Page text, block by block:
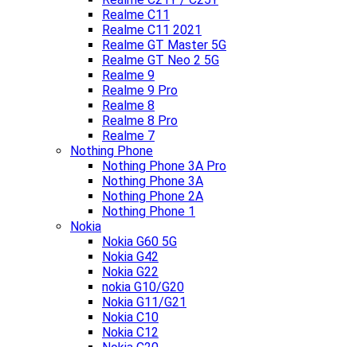
Realme C11
Realme C11 2021
Realme GT Master 5G
Realme GT Neo 2 5G
Realme 9
Realme 9 Pro
Realme 8
Realme 8 Pro
Realme 7
Nothing Phone
Nothing Phone 3A Pro
Nothing Phone 3A
Nothing Phone 2A
Nothing Phone 1
Nokia
Nokia G60 5G
Nokia G42
Nokia G22
nokia G10/G20
Nokia G11/G21
Nokia C10
Nokia C12